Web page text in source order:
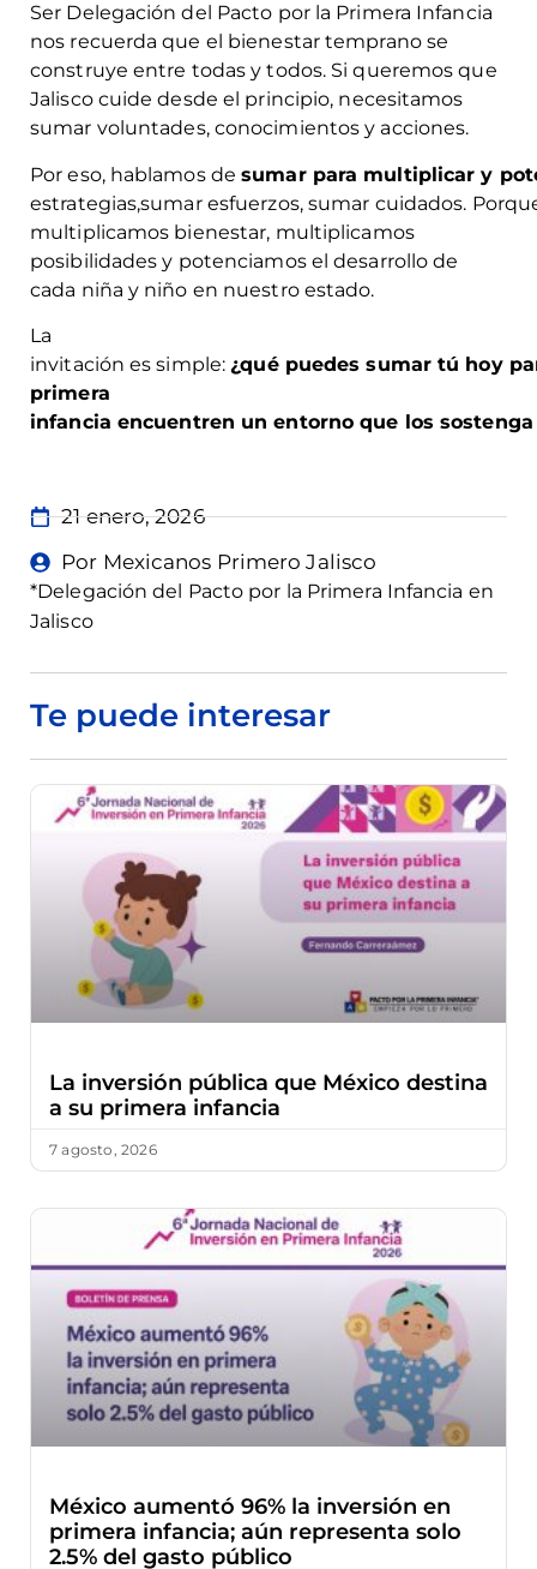
Ser Delegación del Pacto por la Primera Infancia
nos recuerda que el bienestar temprano se
construye entre todas y todos. Si queremos que
Jalisco cuide desde el principio, necesitamos
sumar voluntades, conocimientos y acciones.
Por eso, hablamos desumar para multiplicar y
estrategias,sumar esfuerzos, sumar cuidados.
multiplicamos bienestar, multiplicamos
posibilidades y potenciamos el desarrollo de
cada niña y niño en nuestro estado.
La
invitación es simple:¿qué puedes sumar tú hoy
primera
infancia encuentren un entorno que los sostenga
21 enero, 2026
Por Mexicanos Primero Jalisco
*Delegación del Pacto por la Primera Infancia en
Jalisco
Te puede interesar
La inversión pública que México destina
a su primera infancia
7 agosto, 2026
México aumentó 96% la inversión en
primera infancia; aún representa solo
2.5% del gasto público